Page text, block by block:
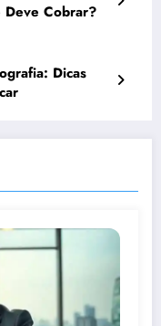
Cobrar?
Dicas